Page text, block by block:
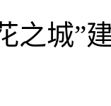
之城”